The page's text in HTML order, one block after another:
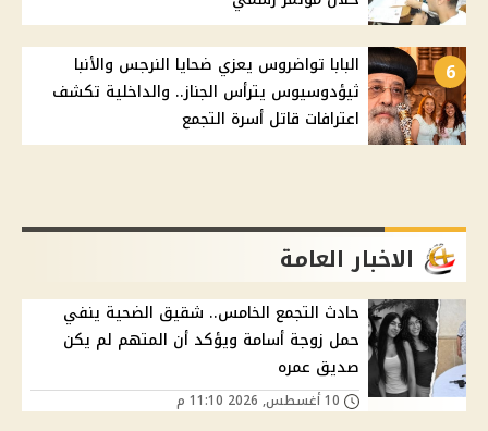
6
البابا تواضروس يعزي ضحايا النرجس والأنبا
ثيؤدوسيوس يترأس الجناز.. والداخلية تكشف
اعترافات قاتل أسرة التجمع
الاخبار العامة
حادث التجمع الخامس.. شقيق الضحية ينفي
حمل زوجة أسامة ويؤكد أن المتهم لم يكن
صديق عمره